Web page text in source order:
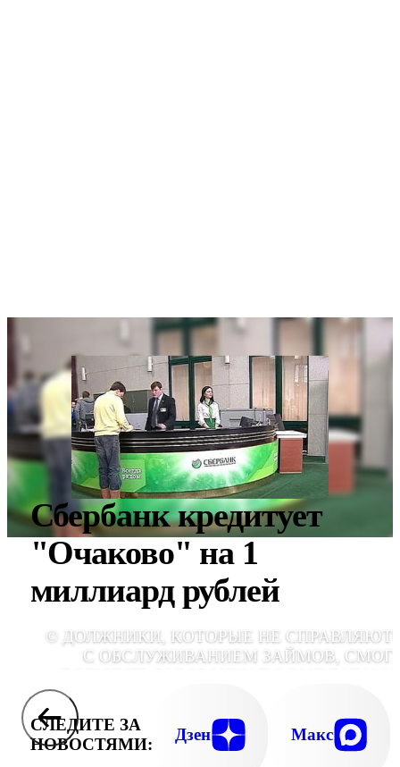
Сбербанк кредитует
"Очаково" на 1
миллиард рублей
© ДОЛЖНИКИ, КОТОРЫЕ НЕ
С ОБСЛУЖИВАНИЕМ ЗАЙМОВ,
СЛЕДИТЕ ЗА
НОВОСТЯМИ:
Дзен Макс